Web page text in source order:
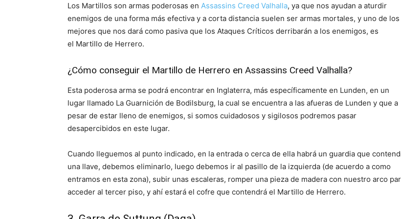
Los Martillos son armas poderosas en Assassins Creed Valhalla, ya que nos ayudan a aturdir
enemigos de una forma más efectiva y a corta distancia suelen ser armas mortales, y uno de los
mejores que nos dará como pasiva que los Ataques Críticos derribarán a los enemigos, es
el Martillo de Herrero.
¿Cómo conseguir el Martillo de Herrero en Assassins Creed Valhalla?
Esta poderosa arma se podrá encontrar en Inglaterra, más específicamente en Lunden, en un
lugar llamado La Guarnición de Bodilsburg, la cual se encuentra a las afueras de Lunden y que a
pesar de estar lleno de enemigos, si somos cuidadosos y sigilosos podremos pasar
desapercibidos en este lugar.
Cuando lleguemos al punto indicado, en la entrada o cerca de ella habrá un guardia que
una llave, debemos eliminarlo, luego debemos ir al pasillo de la izquierda (de acuerdo a como
entramos en esta zona), subir unas escaleras, romper una pieza de madera con nuestro arco
acceder al tercer piso, y ahí estará el cofre que contendrá el Martillo de Herrero.